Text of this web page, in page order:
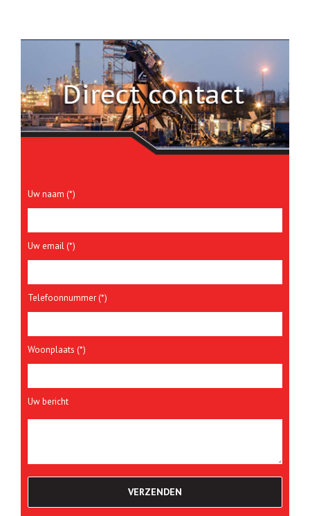
Uw naam (*)
Uw email (*)
Telefoonnummer (*)
Woonplaats (*)
Uw bericht